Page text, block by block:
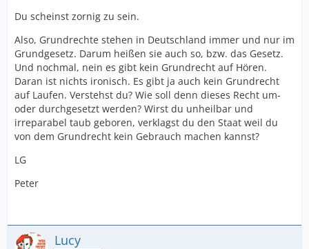
Du scheinst zornig zu sein.
Also, Grundrechte stehen in Deutschland immer und nur im
Grundgesetz. Darum heißen sie auch so, bzw. das Gesetz.
Und nochmal, nein es gibt kein Grundrecht auf Hören.
Daran ist nichts ironisch. Es gibt ja auch kein Grundrecht
auf Laufen. Verstehst du? Wie soll denn dieses Recht um-
oder durchgesetzt werden? Wirst du unheilbar und
irreparabel taub geboren, verklagst du den Staat weil du
von dem Grundrecht kein Gebrauch machen kannst?
LG
Peter
Lucy